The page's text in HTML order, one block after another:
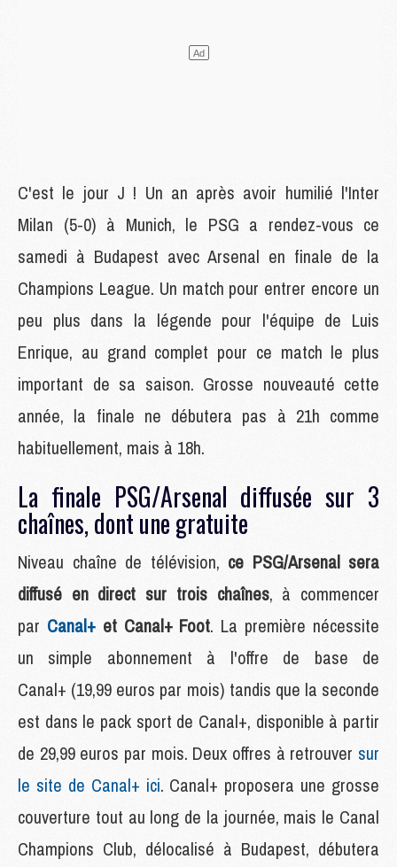
C'est le jour J ! Un an après avoir humilié l'Inter
Milan (5-0) à Munich, le PSG a rendez-vous ce
samedi à Budapest avec Arsenal en finale de la
Champions League. Un match pour entrer encore un
peu plus dans la légende pour l'équipe de Luis
Enrique, au grand complet pour ce match le plus
important de sa saison. Grosse nouveauté cette
année, la finale ne débutera pas à 21h comme
habituellement, mais à 18h.
La finale PSG/Arsenal diffusée sur 3
chaînes, dont une gratuite
Niveau chaîne de télévision, ce PSG/Arsenal sera
diffusé en direct sur trois chaînes, à commencer
par Canal+ et Canal+ Foot. La première nécessite
un simple abonnement à l'offre de base de
Canal+ (19,99 euros par mois) tandis que la seconde
est dans le pack sport de Canal+, disponible à partir
de 29,99 euros par mois. Deux offres à retrouver sur
le site de Canal+ ici. Canal+ proposera une grosse
couverture tout au long de la journée, mais le Canal
Champions Club, délocalisé à Budapest, débutera